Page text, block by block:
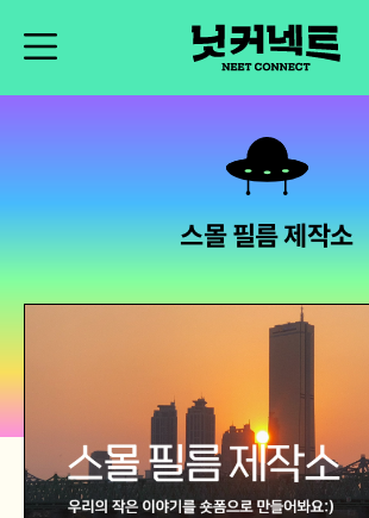
스몰 필름 제작소